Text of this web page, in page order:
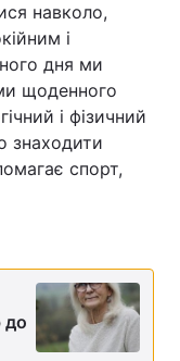
навколо,
і
дня ми
щоденного
і фізичний
знаходити
спорт,
до